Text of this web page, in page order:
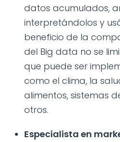
datos acumulados,
interpretándolos y
beneficio de la
del Big data no se
que puede ser
como el clima, la
alimentos, sistemas
otros.
Especialista en